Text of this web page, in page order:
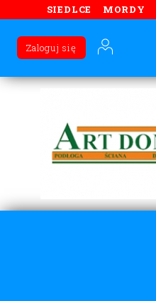
SIEDLCE MORDY
Zaloguj się